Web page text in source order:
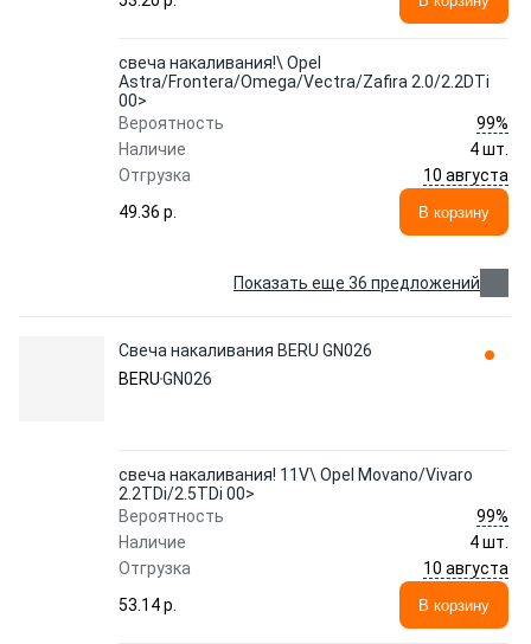
свеча накаливания!\ Opel
Astra/Frontera/Omega/Vectra/Zafira 2.0/2.2DTi
00>
Вероятность
99%
Наличие
4 шт.
Отгрузка
10 августа
49.36 p.
В корзину
Показать еще 36 предложений
Свеча накаливания BERU GN026
BERUGN026
свеча накаливания! 11V\ Opel Movano/Vivaro
2.2TDi/2.5TDi 00>
Вероятность
99%
Наличие
4 шт.
Отгрузка
10 августа
53.14 p.
В корзину